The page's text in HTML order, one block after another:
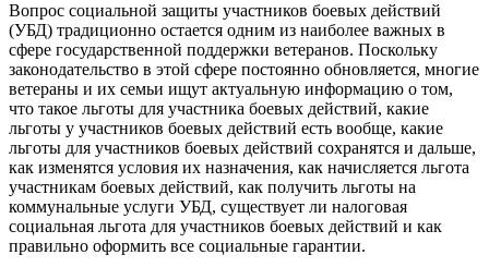
Вопрос социальной защиты участников боевых действий
(УБД) традиционно остается одним из наиболее важных в
сфере государственной поддержки ветеранов. Поскольку
законодательство в этой сфере постоянно обновляется, многие
ветераны и их семьи ищут актуальную информацию о том,
что такое льготы для участника боевых действий, какие
льготы у участников боевых действий есть вообще, какие
льготы для участников боевых действий сохранятся и дальше,
как изменятся условия их назначения, как начисляется льгота
участникам боевых действий, как получить льготы на
коммунальные услуги УБД, существует ли налоговая
социальная льгота для участников боевых действий и как
правильно оформить все социальные гарантии.